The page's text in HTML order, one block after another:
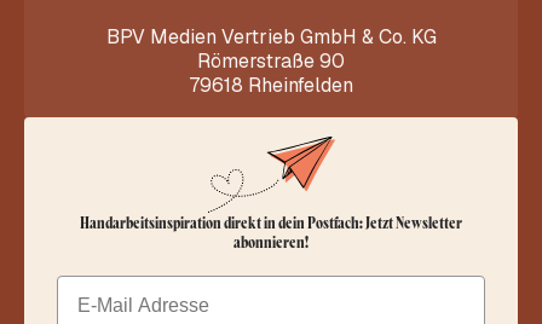
BPV Medien Vertrieb GmbH & Co. KG
Römerstraße 90
79618 Rheinfelden
Handarbeitsinspiration direkt in dein Postfach: Jetzt Newsletter
abonnieren!
Email